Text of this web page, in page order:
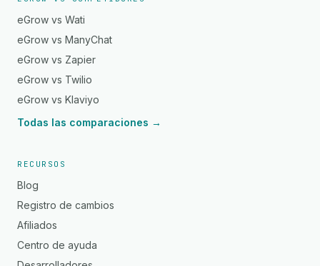
eGrow vs Wati
eGrow vs ManyChat
eGrow vs Zapier
eGrow vs Twilio
eGrow vs Klaviyo
Todas las comparaciones →
RECURSOS
Blog
Registro de cambios
Afiliados
Centro de ayuda